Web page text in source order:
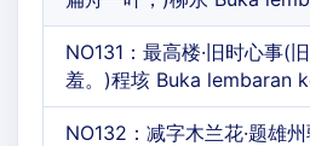
NO131：最高楼·旧时心事(
羞。)程垓 Buka lembaran
NO132：减字木兰花·题雄